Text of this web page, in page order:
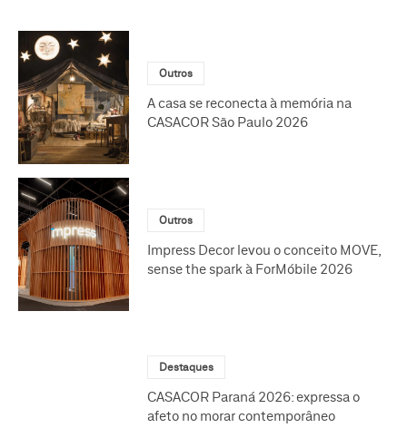
Outros
A casa se reconecta à memória na
CASACOR São Paulo 2026
Outros
Impress Decor levou o conceito MOVE,
sense the spark à ForMóbile 2026
Destaques
CASACOR Paraná 2026: expressa o
afeto no morar contemporâneo